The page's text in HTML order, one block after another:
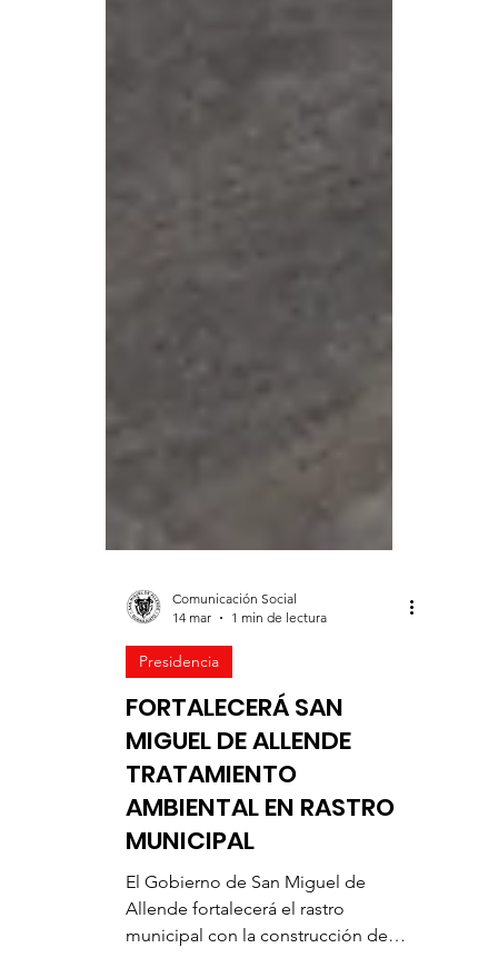
Comunicación Social
14 mar
1 min de lectura
FORTALECERÁ SAN
MIGUEL DE ALLENDE
TRATAMIENTO
AMBIENTAL EN RASTRO
MUNICIPAL